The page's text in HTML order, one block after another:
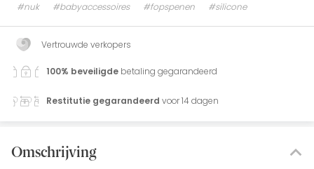
#nuk #babyaccessoires #fopspenen #silicone
Vertrouwde verkopers
100% beveiligde betaling gegarandeerd
Restitutie gegarandeerd voor 14 dagen
Omschrijving